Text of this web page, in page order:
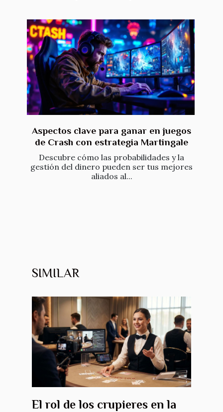
Aspectos clave para ganar en juegos
de Crash con estrategia Martingale
Descubre cómo las probabilidades y la
gestión del dinero pueden ser tus mejores
aliados al...
SIMILAR
El rol de los crupieres en la